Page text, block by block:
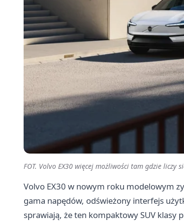
FOT. Volvo EX30 więcej możliwości tam gdzie liczy
Volvo EX30 w nowym roku modelowym
gama napędów, odświeżony interfejs
sprawiają, że ten kompaktowy SUV klasy